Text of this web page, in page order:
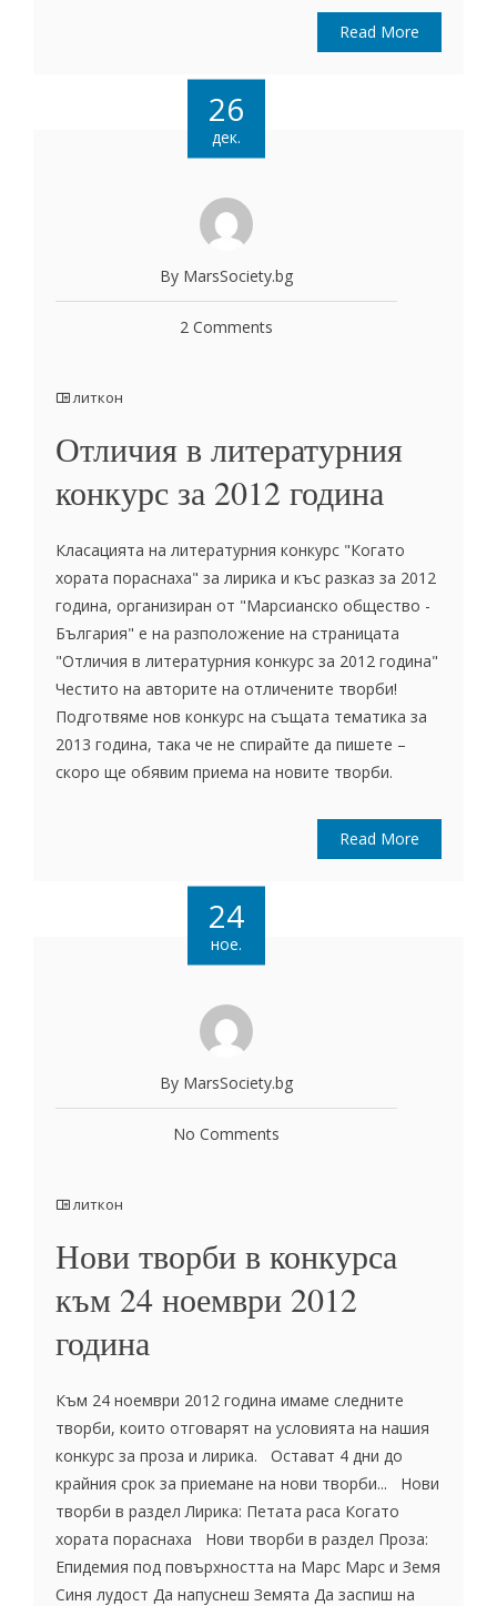
Read More
26
дек.
By MarsSociety.bg
2 Comments
литкон
Отличия в литературния
конкурс за 2012 година
Класацията на литературния конкурс "Когато
хората пораснаха" за лирика и къс разказ за 2012
година, организиран от "Марсианско общество -
България" е на разположение на страницата
"Отличия в литературния конкурс за 2012 година"
Честито на авторите на отличените творби!
Подготвяме нов конкурс на същата тематика за
2013 година, така че не спирайте да пишете –
скоро ще обявим приема на новите творби.
Read More
24
ное.
By MarsSociety.bg
No Comments
литкон
Нови творби в конкурса
към 24 ноември 2012
година
Към 24 ноември 2012 година имаме следните
творби, които отговарят на условията на нашия
конкурс за проза и лирика. Остават 4 дни до
крайния срок за приемане на нови творби... Нови
творби в раздел Лирика: Петата раса Когато
хората пораснаха Нови творби в раздел Проза:
Епидемия под повърхността на Марс Марс и Земя
Синя лудост Да напуснеш Земята Да заспиш на